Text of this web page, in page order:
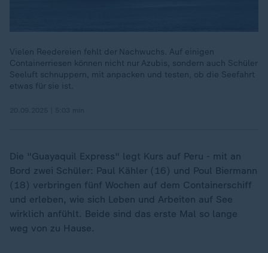
Vielen Reedereien fehlt der Nachwuchs. Auf einigen
Containerriesen können nicht nur Azubis, sondern auch Schüler
Seeluft schnuppern, mit anpacken und testen, ob die Seefahrt
etwas für sie ist.
Die "Guayaquil Express" legt Kurs auf Peru - mit an
Bord zwei Schüler: Paul Kähler (16) und Poul Biermann
(18) verbringen fünf Wochen auf dem Containerschiff
und erleben, wie sich Leben und Arbeiten auf See
wirklich anfühlt. Beide sind das erste Mal so lange
weg von zu Hause.